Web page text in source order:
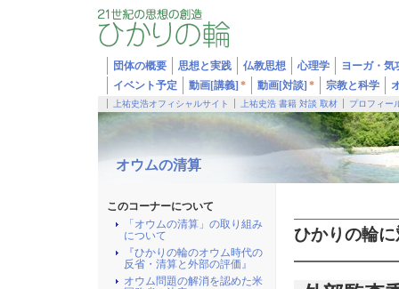
団体の概要 思想と実践 仏教思想 心理学
ヨーガ・気
イベント予定
動画[講義] * 動画[対談] * 宗教と科学
上祐史浩オフィシャルサイト 上祐史浩 書籍 対談 取材 プロフィー
オウムの清算
ひかりの輪
このコーナーについて
「オウムの清算」の取り組み
について
『ひかりの輪のオウム時代の
反省・清算と外部の評価』
オウム問題の解消を認めた米